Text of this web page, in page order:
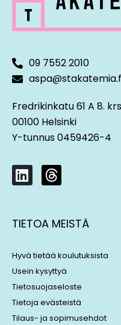
09 7552 2010
Fredrikinkatu 61 A 8. krs
00100 Helsinki
Y-tunnus 0459426-4
L
i
k
e
i
n
T
h
e
a
s
TIETOA MEISTÄ
Hyvä tietää koulutuksista
Usein kysyttyä
Tietosuojaseloste
Tietoja evästeistä
Tilaus- ja sopimusehdot